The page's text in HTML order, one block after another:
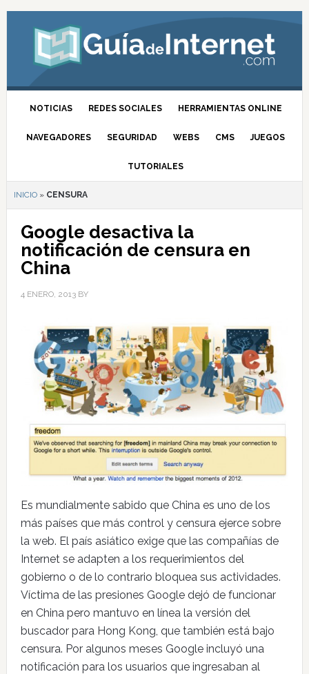
NOTICIAS REDES SOCIALES HERRAMIENTAS ONLINE
NAVEGADORES SEGURIDAD WEBS CMS JUEGOS
TUTORIALES
INICIO» CENSURA
Google desactiva la
notificación de censura en
China
4 ENERO, 2013BY
Es mundialmente sabido que China es uno de los
más países que más control y censura ejerce sobre
la web. El país asiático exige que las compañías de
Internet se adapten a los requerimientos del
gobierno o de lo contrario bloquea sus actividades.
Víctima de las presiones Google dejó de funcionar
en China pero mantuvo en línea la versión del
buscador para Hong Kong, que también está bajo
censura. Por algunos meses Google incluyó una
notificación para los usuarios que ingresaban al